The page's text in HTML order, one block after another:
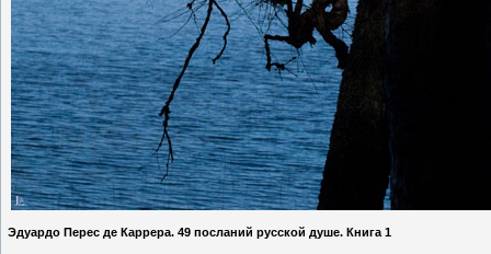
Эдуардо Перес де Каррера. 49 посланий русской душе. Книга 1